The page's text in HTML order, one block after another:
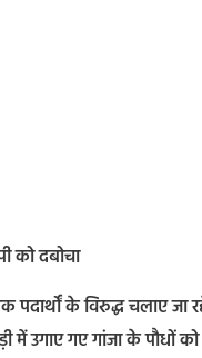
को दबोचा
पदार्थों के विरुद्ध चलाए
गए गांजा के पौधों को